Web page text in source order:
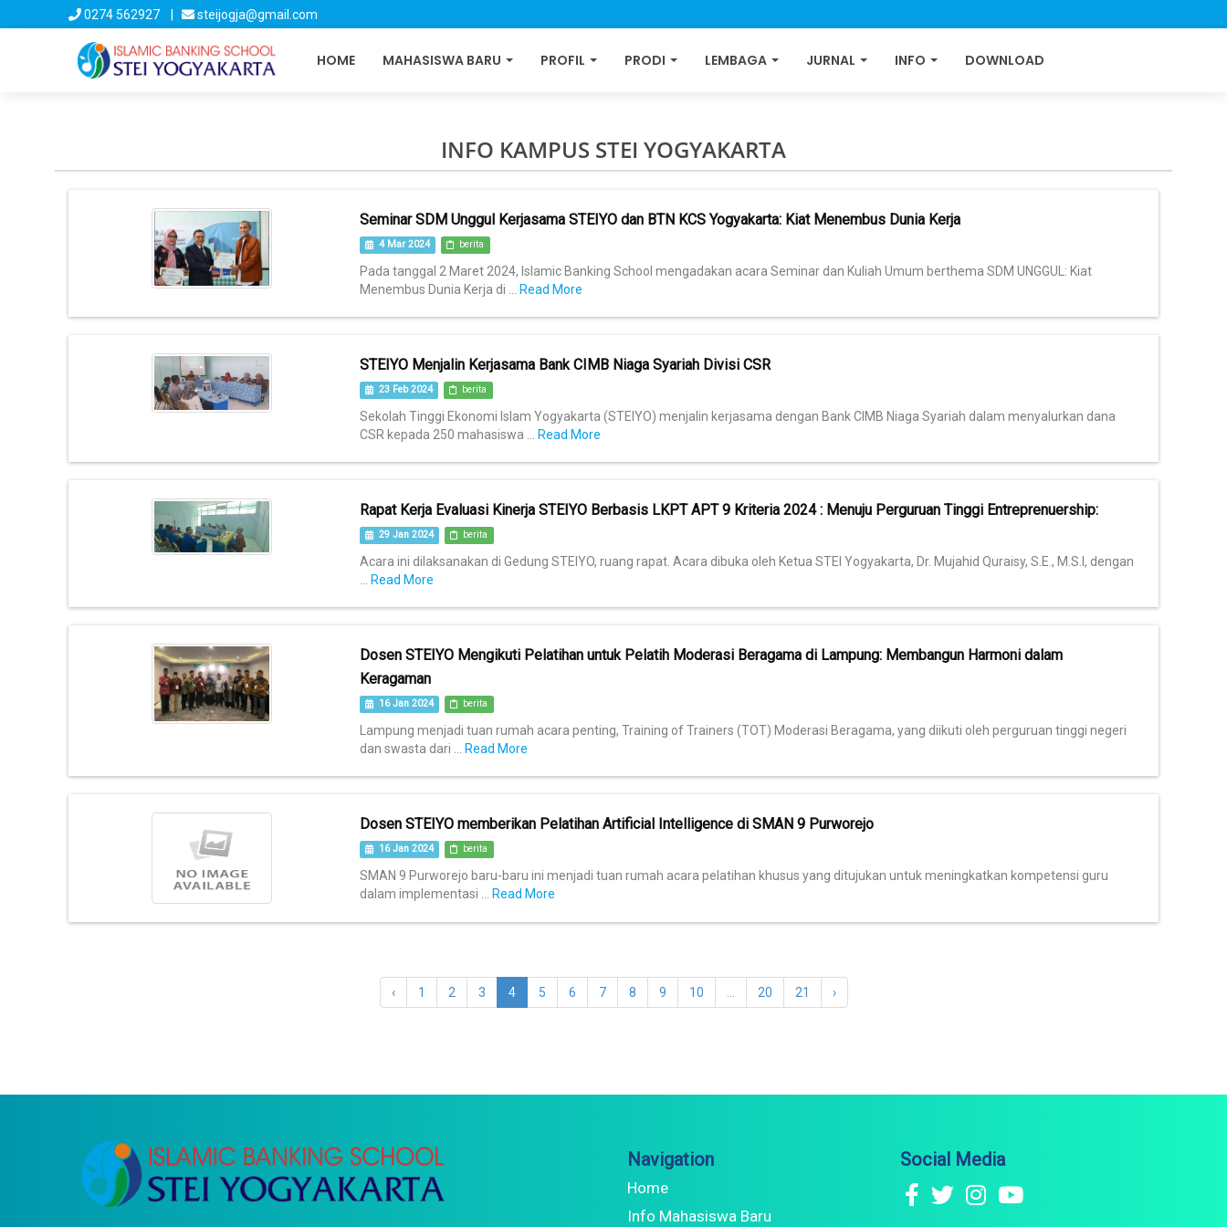
0274 562927 | steijogja@gmail.com
HOME MAHASISWA BARU PROFIL PRODI LEMBAGA JURNAL INFO DOWNLOAD
INFO KAMPUS STEI YOGYAKARTA
Seminar SDM Unggul Kerjasama STEIYO dan BTN KCS Yogyakarta: Kiat Menembus Dunia Kerja
4 Mar 2024 berita
Pada tanggal 2 Maret 2024, Islamic Banking School mengadakan acara Seminar dan Kuliah Umum berthema SDM UNGGUL: Kiat
Menembus Dunia Kerja di ... Read More
STEIYO Menjalin Kerjasama Bank CIMB Niaga Syariah Divisi CSR
23 Feb 2024 berita
Sekolah Tinggi Ekonomi Islam Yogyakarta (STEIYO) menjalin kerjasama dengan Bank CIMB Niaga Syariah dalam menyalurkan dana
CSR kepada 250 mahasiswa ... Read More
Rapat Kerja Evaluasi Kinerja STEIYO Berbasis LKPT APT 9 Kriteria 2024 : Menuju Perguruan Tinggi Entreprenuership:
29 Jan 2024 berita
Acara ini dilaksanakan di Gedung STEIYO, ruang rapat. Acara dibuka oleh Ketua STEI Yogyakarta, Dr. Mujahid Quraisy, S.E., M.S.I, dengan
Read More
Dosen STEIYO Mengikuti Pelatihan untuk Pelatih Moderasi Beragama di Lampung: Membangun Harmoni dalam
Keragaman
16 Jan 2024 berita
Lampung menjadi tuan rumah acara penting, Training of Trainers (TOT) Moderasi Beragama, yang diikuti oleh perguruan tinggi negeri
dan swasta dari ... Read More
Dosen STEIYO memberikan Pelatihan Artificial Intelligence di SMAN 9 Purworejo
16 Jan 2024 berita
SMAN 9 Purworejo baru-baru ini menjadi tuan rumah acara pelatihan khusus yang ditujukan untuk meningkatkan kompetensi guru
dalam implementasi ... Read More
‹ 1 2 3 4 5 6 7 8 9 10 20 21 ›
Navigation
Home
Info Mahasiswa Baru
Social Media